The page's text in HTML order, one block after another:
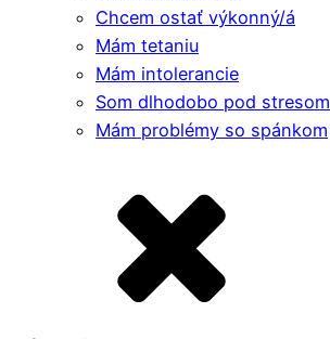
Chcem ostať výkonný/á
Mám tetaniu
Mám intolerancie
Som dlhodobo pod stresom
Mám problémy so spánkom